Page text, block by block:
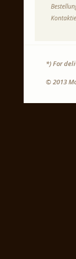
*) For
© 2013